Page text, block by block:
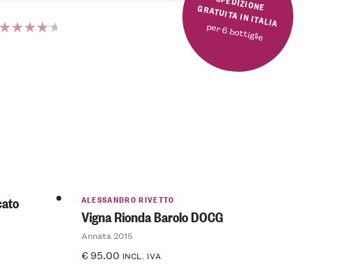
SPEDIZIONE GRATUITA IN ITALIA
per 6 bottiglie
ALESSANDRO RIVETTO
Vigna Rionda Barolo DOCG
Annata 2015
€95.00 INCL. IVA